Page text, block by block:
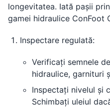
longevitatea. Iată pașii
gamei hidraulice ConFoot
Inspectare regulată:
Verificați semnele
hidraulice, garnituri
Inspectați nivelul și
Schimbați uleiul